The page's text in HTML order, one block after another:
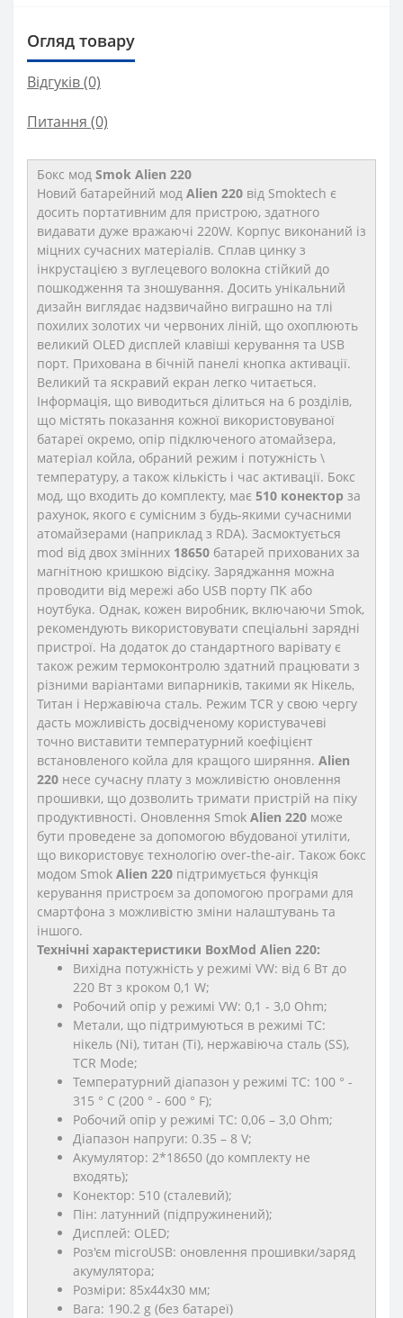
Огляд товару
Відгуків (0)
Питання (0)
Бокс мод Smok Alien 220
Новий батарейний мод Alien 220 від Smoktech є
досить портативним для пристрою, здатного
видавати дуже вражаючі 220W. Корпус виконаний із
міцних сучасних матеріалів. Сплав цинку з
інкрустацією з вуглецевого волокна стійкий до
пошкодження та зношування. Досить унікальний
дизайн виглядає надзвичайно виграшно на тлі
похилих золотих чи червоних ліній, що охоплюють
великий OLED дисплей клавіші керування та USB
порт. Прихована в бічній панелі кнопка активації.
Великий та яскравий екран легко читається.
Інформація, що виводиться ділиться на 6 розділів,
що містять показання кожної використовуваної
батареї окремо, опір підключеного атомайзера,
матеріал койла, обраний режим і потужність \
температуру, а також кількість і час активації. Бокс
мод, що входить до комплекту, має 510 конектор за
рахунок, якого є сумісним з будь-якими сучасними
атомайзерами (наприклад з RDA). Засмоктується
mod від двох змінних 18650 батарей прихованих за
магнітною кришкою відсіку. Заряджання можна
проводити від мережі або USB порту ПК або
ноутбука. Однак, кожен виробник, включаючи Smok,
рекомендують використовувати спеціальні зарядні
пристрої. На додаток до стандартного варівату є
також режим термоконтролю здатний працювати з
різними варіантами випарників, такими як Нікель,
Титан і Нержавіюча сталь. Режим TCR у свою чергу
дасть можливість досвідченому користувачеві
точно виставити температурний коефіцієнт
встановленого койла для кращого ширяння. Alien
220 несе сучасну плату з можливістю оновлення
прошивки, що дозволить тримати пристрій на піку
продуктивності. Оновлення Smok Alien 220 може
бути проведене за допомогою вбудованої утиліти,
що використовує технологію over-the-air. Також бокс
модом Smok Alien 220 підтримується функція
керування пристроєм за допомогою програми для
смартфона з можливістю зміни налаштувань та
іншого.
Технічні характеристики BoxMod Alien 220:
Вихідна потужність у режимі VW: від 6 Вт до
220 Вт з кроком 0,1 W;
Робочий опір у режимі VW: 0,1 - 3,0 Ohm;
Метали, що підтримуються в режимі TC:
нікель (Ni), титан (Ti), нержавіюча сталь (SS),
TCR Mode;
Температурний діапазон у режимі TC: 100 ° -
315 ° C (200 ° - 600 ° F);
Робочий опір у режимі TC: 0,06 – 3,0 Ohm;
Діапазон напруги: 0.35 – 8 V;
Акумулятор: 2*18650 (до комплекту не
входять);
Конектор: 510 (сталевий);
Пін: латунний (підпружинений);
Дисплей: OLED;
Роз'єм microUSB: оновлення прошивки/заряд
акумулятора;
Розміри: 85x44x30 мм;
Вага: 190.2 g (без батареї)